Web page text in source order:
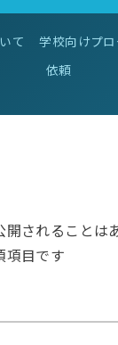
て 学校向けプ
依頼
されることは
項目です